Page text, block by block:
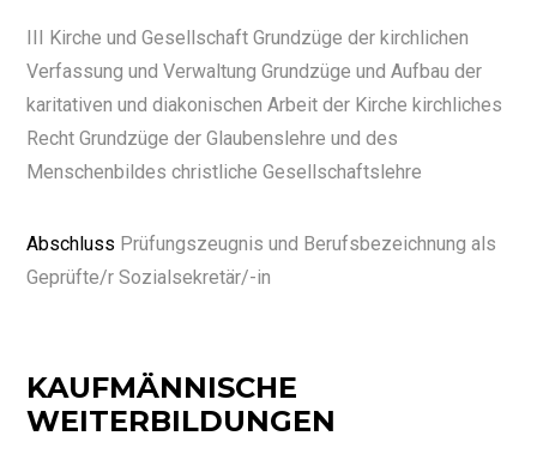
III Kirche und Gesellschaft Grundzüge der kirchlichen
Verfassung und Verwaltung Grundzüge und Aufbau der
karitativen und diakonischen Arbeit der Kirche kirchliches
Recht Grundzüge der Glaubenslehre und des
Menschenbildes christliche Gesellschaftslehre
Abschluss Prüfungszeugnis und Berufsbezeichnung als
Geprüfte/r Sozialsekretär/-in
KAUFMÄNNISCHE
WEITERBILDUNGEN